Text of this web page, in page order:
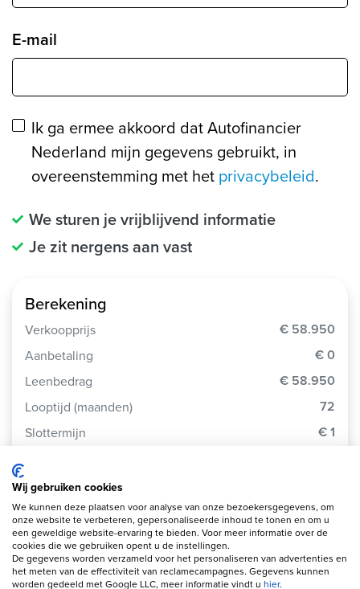
E-mail
Ik ga ermee akkoord dat Autofinancier
Nederland mijn gegevens gebruikt, in
overeenstemming met het privacybeleid.
We sturen je vrijblijvend informatie
Je zit nergens aan vast
Berekening
Verkoopprijs € 58.950
Aanbetaling € 0
Leenbedrag € 58.950
Looptijd (maanden) 72
Slottermijn € 1
Totaalbedrag
Debetrentevoet op jaarbasis 9.9%
Je betaalt per maand € 1.090
Wij gebruiken cookies
We kunnen deze plaatsen voor analyse van onze bezoekersgegevens, om
onze website te verbeteren, gepersonaliseerde inhoud te tonen en om u
een geweldige website-ervaring te bieden. Voor meer informatie over de
cookies die we gebruiken opent u de instellingen.
De gegevens worden verzameld voor het personaliseren van advertenties en
het meten van de effectiviteit van reclamecampagnes. Gegevens kunnen
worden gedeeld met Google LLC, meer informatie vindt u hier.